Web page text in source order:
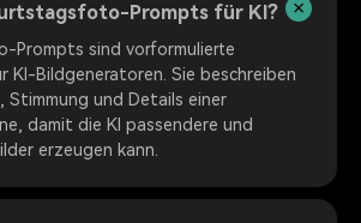
Prompts für KI?
Prompts sind vorformulierte
KI-Bildgeneratoren. Sie beschreiben
Stimmung und Details einer
damit die KI passendere und
erzeugen kann.